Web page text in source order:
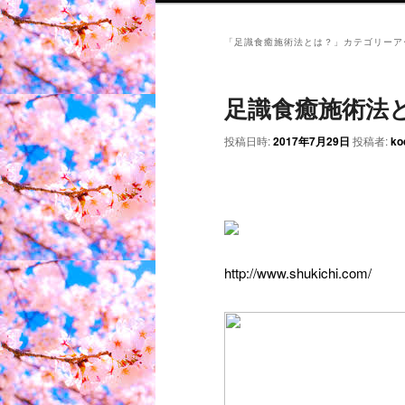
「 足識食癒施術法とは？ 」カテゴリー
足識食癒施術法
投稿日時:2017年7月29日 投稿者:
http://www.shukichi.com/